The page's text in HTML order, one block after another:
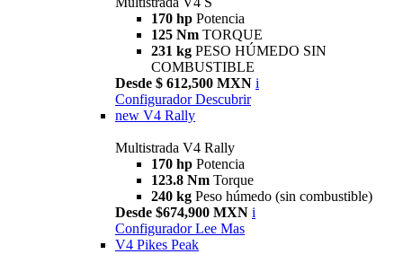
170 hp Potencia
125 Nm TORQUE
231 kg PESO HÚMEDO SIN
COMBUSTIBLE
Desde $ 612,500 MXN i
Configurador Descubrir
new V4 Rally
Multistrada V4 Rally
170 hp Potencia
123.8 Nm Torque
240 kg Peso húmedo (sin combustible)
Desde $674,900 MXN i
Configurador Lee Mas
V4 Pikes Peak